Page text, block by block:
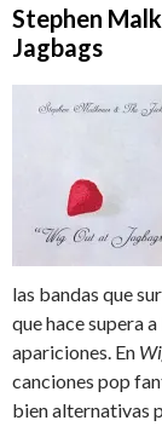
Stephen
Jagbags
las bandas que
que hace supera
apariciones. En
canciones pop
bien alternativas